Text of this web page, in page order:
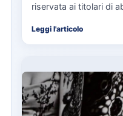
riservata ai titolari di
Leggi l'articolo